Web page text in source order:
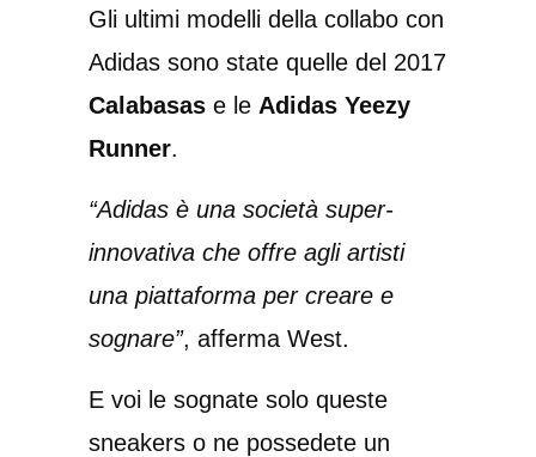
Gli ultimi modelli della collabo con
Adidas sono state quelle del 2017
Calabasas e le Adidas Yeezy
Runner.
“Adidas è una società super-
innovativa che offre agli artisti
una piattaforma per creare e
sognare”, afferma West.
E voi le sognate solo queste
sneakers o ne possedete un